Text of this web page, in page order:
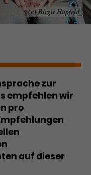
Google
Cookie
Informationen
Website
der Erstellung
über die
Die
in
die Anzahl
aus der sie
besuchten
und
von
Ads-
(c) Birgit Hupfeld
zur
empfehlen wir
pro
auf dieser